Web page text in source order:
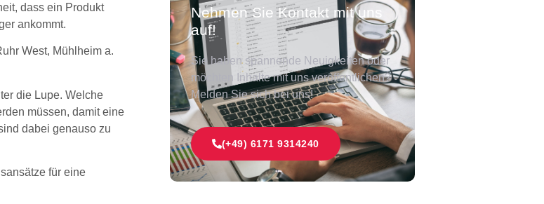
dass ein Produkt
ankommt.
West, Mühlheim a.
die Lupe. Welche
müssen, damit eine
dabei genauso zu
für eine
Nehmen Sie Kontakt mit uns
auf!
Sie haben spannende Neuigkeiten oder
möchten Inhalte mit uns veröffentlichen?
Melden Sie sich bei uns!
(+49) 6171 9314240